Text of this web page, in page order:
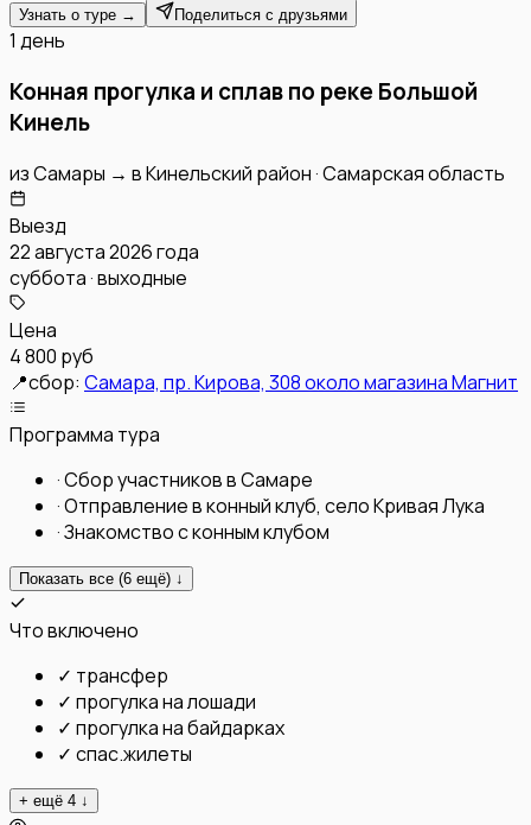
Узнать о туре → Поделиться с друзьями
1 день
Конная прогулка и сплав по реке Большой
Кинель
изСамары → вКинельский район·Самарская область
Выезд
22 августа 2026 года
суббота · выходные
Цена
4 800 руб
📍сбор: Самара, пр. Кирова, 308 около магазина Магнит
Программа тура
·Сбор участников в Самаре
·Отправление в конный клуб, село Кривая Лука
·Знакомство с конным клубом
Показать все (6 ещё) ↓
Что включено
✓ трансфер
✓ прогулка на лошади
✓ прогулка на байдарках
✓ спас.жилеты
+ ещё 4 ↓